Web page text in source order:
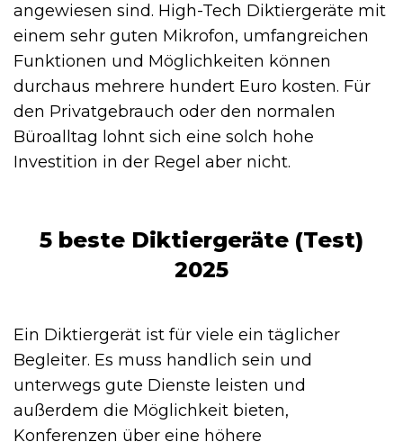
angewiesen sind. High-Tech Diktiergeräte mit
einem sehr guten Mikrofon, umfangreichen
Funktionen und Möglichkeiten können
durchaus mehrere hundert Euro kosten. Für
den Privatgebrauch oder den normalen
Büroalltag lohnt sich eine solch hohe
Investition in der Regel aber nicht.
5 beste Diktiergeräte (Test)
2025
Ein Diktiergerät ist für viele ein täglicher
Begleiter. Es muss handlich sein und
unterwegs gute Dienste leisten und
außerdem die Möglichkeit bieten,
Konferenzen über eine höhere